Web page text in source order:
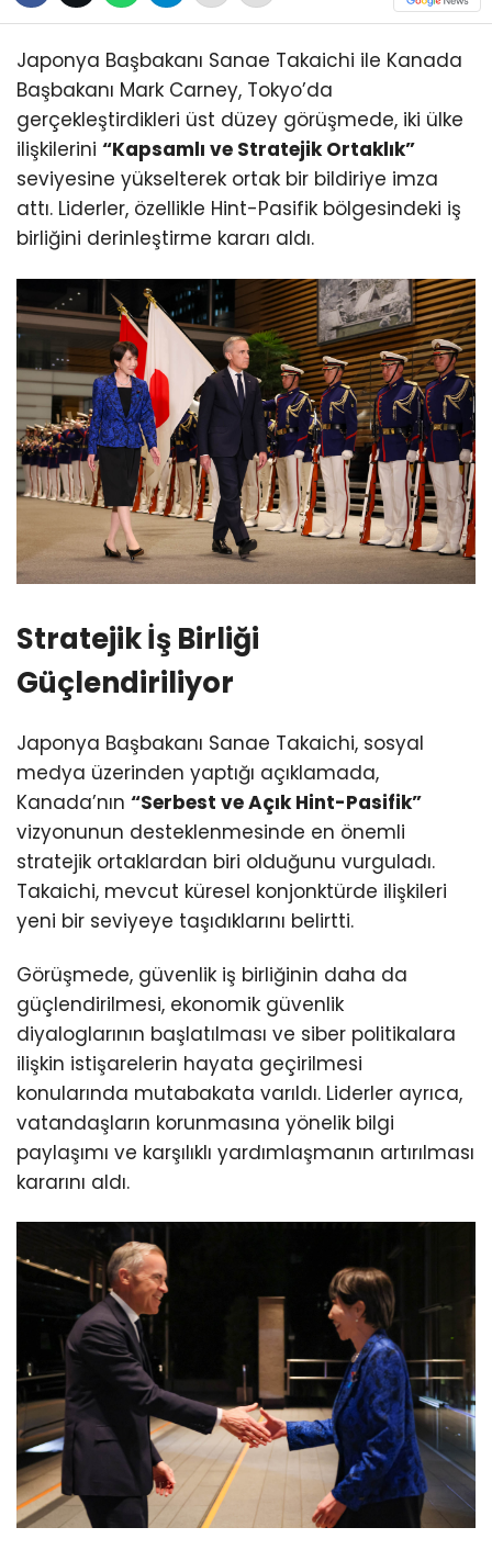
Japonya Başbakanı Sanae Takaichi ile Kanada
Başbakanı Mark Carney, Tokyo’da
gerçekleştirdikleri üst düzey görüşmede, iki ülke
ilişkilerini “Kapsamlı ve Stratejik Ortaklık”
seviyesine yükselterek ortak bir bildiriye imza
attı. Liderler, özellikle Hint-Pasifik bölgesindeki iş
birliğini derinleştirme kararı aldı.
Stratejik İş Birliği
Güçlendiriliyor
Japonya Başbakanı Sanae Takaichi, sosyal
medya üzerinden yaptığı açıklamada,
Kanada’nın “Serbest ve Açık Hint-Pasifik”
vizyonunun desteklenmesinde en önemli
stratejik ortaklardan biri olduğunu vurguladı.
Takaichi, mevcut küresel konjonktürde ilişkileri
yeni bir seviyeye taşıdıklarını belirtti.
Görüşmede, güvenlik iş birliğinin daha da
güçlendirilmesi, ekonomik güvenlik
diyaloglarının başlatılması ve siber politikalara
ilişkin istişarelerin hayata geçirilmesi
konularında mutabakata varıldı. Liderler ayrıca,
vatandaşların korunmasına yönelik bilgi
paylaşımı ve karşılıklı yardımlaşmanın artırılması
kararını aldı.